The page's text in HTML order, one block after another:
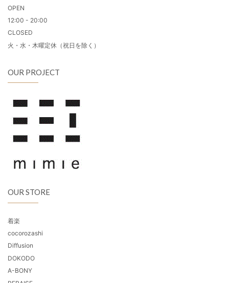
OPEN
12:00 - 20:00
CLOSED
火・水・木曜定休（祝日を除く）
OUR PROJECT
OUR STORE
着楽
cocorozashi
Diffusion
DOKODO
A-BONY